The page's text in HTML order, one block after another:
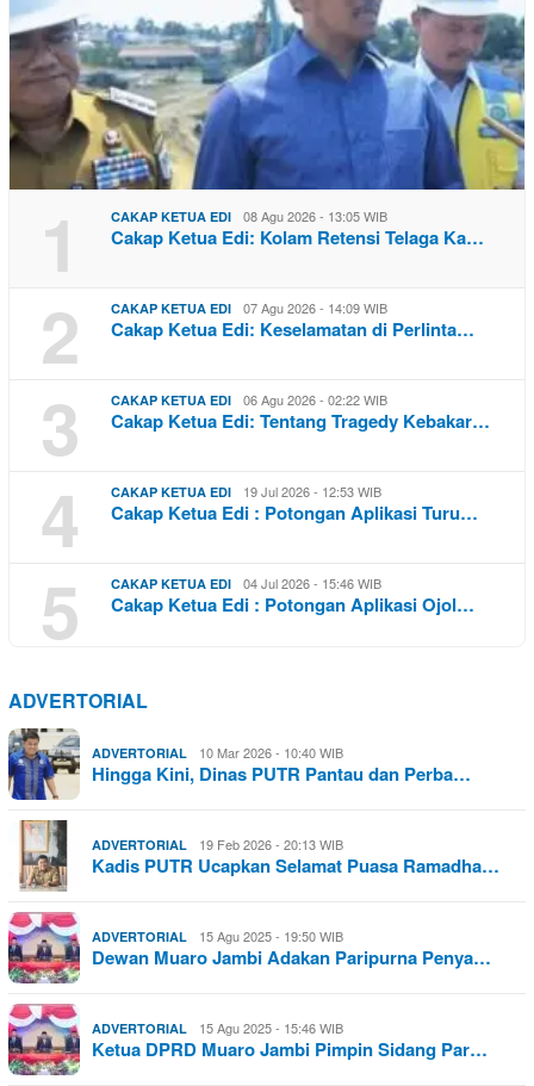
1 CAKAP KETUA EDI 08 Agu 2026 - 13:05 WIB
Cakap Ketua Edi: Kolam Retensi Telaga Ka…
2 CAKAP KETUA EDI 07 Agu 2026 - 14:09 WIB
Cakap Ketua Edi: Keselamatan di Perlinta…
3 CAKAP KETUA EDI 06 Agu 2026 - 02:22 WIB
Cakap Ketua Edi: Tentang Tragedy Kebakar…
4 CAKAP KETUA EDI 19 Jul 2026 - 12:53 WIB
Cakap Ketua Edi : Potongan Aplikasi Turu…
5 CAKAP KETUA EDI 04 Jul 2026 - 15:46 WIB
Cakap Ketua Edi : Potongan Aplikasi Ojol…
ADVERTORIAL
ADVERTORIAL 10 Mar 2026 - 10:40 WIB
Hingga Kini, Dinas PUTR Pantau dan Perba…
ADVERTORIAL 19 Feb 2026 - 20:13 WIB
Kadis PUTR Ucapkan Selamat Puasa Ramadha…
ADVERTORIAL 15 Agu 2025 - 19:50 WIB
Dewan Muaro Jambi Adakan Paripurna Penya…
ADVERTORIAL 15 Agu 2025 - 15:46 WIB
Ketua DPRD Muaro Jambi Pimpin Sidang Par…